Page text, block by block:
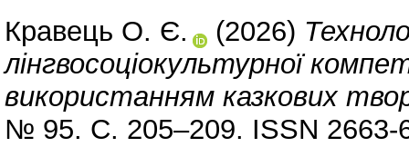
Кравець О. Є. (2026)
лінгвосоціокультурної
використанням казкових
№ 95. С. 205–209. ISSN 2663-